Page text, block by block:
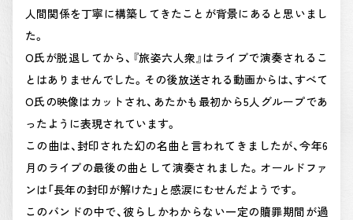
人間関係を丁寧に構築してきたことが背景にあると思いまし
た。
O氏が脱退してから、『旅姿六人衆』はライブで演奏されるこ
とはありませんでした。その後放送される動画からは、すべて
O氏の映像はカットされ、あたかも最初から5人グループであ
ったように表現されています。
この曲は、封印された幻の名曲と言われてきましたが、今年6
月のライブの最後の曲として演奏されました。オールドファ
ンは「長年の封印が解けた」と感涙にむせんだようです。
このバンドの中で、彼らしかわからない一定の贖罪期間が過